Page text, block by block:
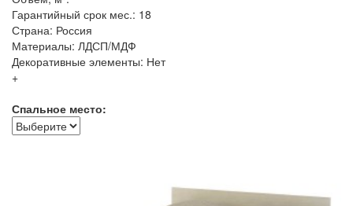
Гарантийный срок мес.: 18
Страна: Россия
Материалы: ЛДСП/МДФ
Декоративные элементы: Нет
+
Спальное место: